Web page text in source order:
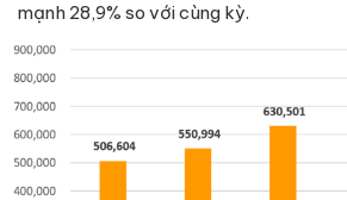
mạnh 28,9% so với cùng kỳ.